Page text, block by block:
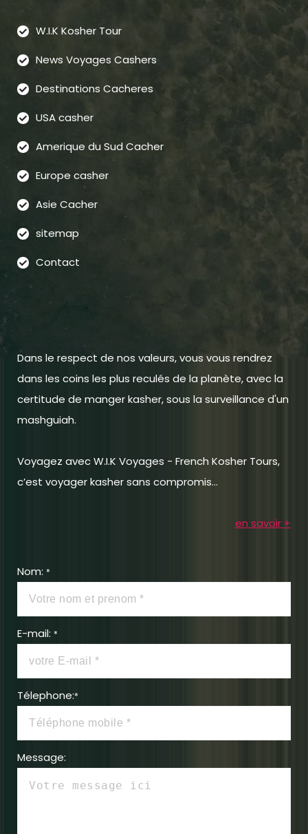
W.I.K Kosher Tour
News Voyages Cashers
Destinations Cacheres
USA casher
Amerique du Sud Cacher
Europe casher
Asie Cacher
sitemap
Contact
Dans le respect de nos valeurs, vous vous rendrez
dans les coins les plus reculés de la planète, avec la
certitude de manger kasher, sous la surveillance d'un
mashguiah.
Voyagez avec W.I.K Voyages - French Kosher Tours,
c’est voyager kasher sans compromis...
en savoir +
Nom: *
E-mail: *
Télephone:*
Message: